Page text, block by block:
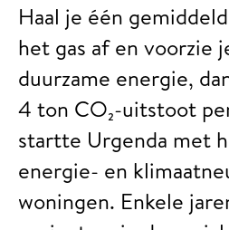
Haal je één
het gas af en voorzie
duurzame energie,
4 ton CO₂-uitstoot
startte Urgenda met
energie- en
woningen. Enkele